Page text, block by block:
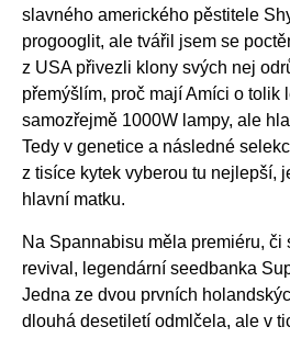
slavného amerického pěstitele
progooglit, ale tvářil jsem se
z USA přivezli klony svých nej
přemýšlím, proč mají Amíci o tolik
samozřejmě 1000W lampy, ale
Tedy v genetice a následné
z tisíce kytek vyberou tu nejlepší,
hlavní matku.
Na Spannabisu měla premiéru,
revival, legendární seedbanka
Jedna ze dvou prvních
dlouhá desetiletí odmlčela, ale v